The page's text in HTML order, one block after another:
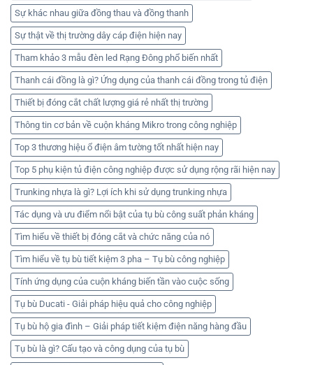
Sự khác nhau giữa đồng thau và đồng thanh
Sự thật về thị trường dây cáp điện hiện nay
Tham khảo 3 mẫu đèn led Rạng Đông phổ biến nhất
Thanh cái đồng là gì? Ứng dụng của thanh cái đồng trong tủ điện
Thiết bị đóng cắt chất lượng giá rẻ nhất thị trường
Thông tin cơ bản về cuộn kháng Mikro trong công nghiệp
Top 3 thương hiệu ổ điện âm tường tốt nhất hiện nay
Top 5 phụ kiện tủ điện công nghiệp được sử dụng rộng rãi hiện nay
Trunking nhựa là gì? Lợi ích khi sử dụng trunking nhựa
Tác dụng và ưu điểm nổi bật của tụ bù công suất phản kháng
Tìm hiểu về thiết bị đóng cắt và chức năng của nó
Tìm hiểu về tụ bù tiết kiệm 3 pha – Tụ bù công nghiệp
Tính ứng dụng của cuộn kháng biến tần vào cuộc sống
Tụ bù Ducati - Giải pháp hiệu quả cho công nghiệp
Tụ bù hộ gia đình – Giải pháp tiết kiệm điện năng hàng đầu
Tụ bù là gì? Cấu tạo và công dụng của tụ bù